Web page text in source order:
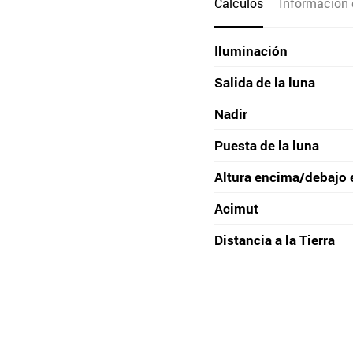
Iluminación
Salida de la luna
Nadir
Puesta de la luna
Altura encima/debajo
Acimut
Distancia a la Tierra